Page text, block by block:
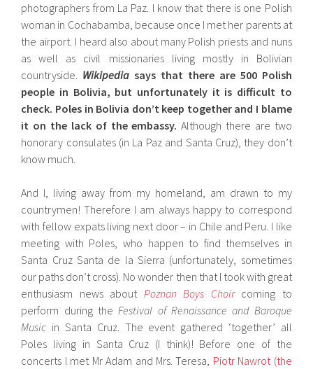
photographers from La Paz. I know that there is one Polish
woman in Cochabamba, because once I met her parents at
the airport. I heard also about many Polish priests and nuns
as well as civil missionaries living mostly in Bolivian
countryside. Wikipedia says that there are 500 Polish
people in Bolivia, but unfortunately it is difficult to
check. Poles in Bolivia don’t keep together and I blame
it on the lack of the embassy. Although there are two
honorary consulates (in La Paz and Santa Cruz), they don’t
know much.
And I, living away from my homeland, am drawn to my
countrymen! Therefore I am always happy to correspond
with fellow expats living next door – in Chile and Peru. I like
meeting with Poles, who happen to find themselves in
Santa Cruz Santa de la Sierra (unfortunately, sometimes
our paths don’t cross). No wonder then that I took with great
enthusiasm news about Poznan Boys Choircoming to
perform during theFestival of Renaissance and Baroque
Music in Santa Cruz. The event gathered ‘together’ all
Poles living in Santa Cruz (I think)! Before one of the
concerts I met Mr Adam and Mrs. Teresa, Piotr Nawrot (the